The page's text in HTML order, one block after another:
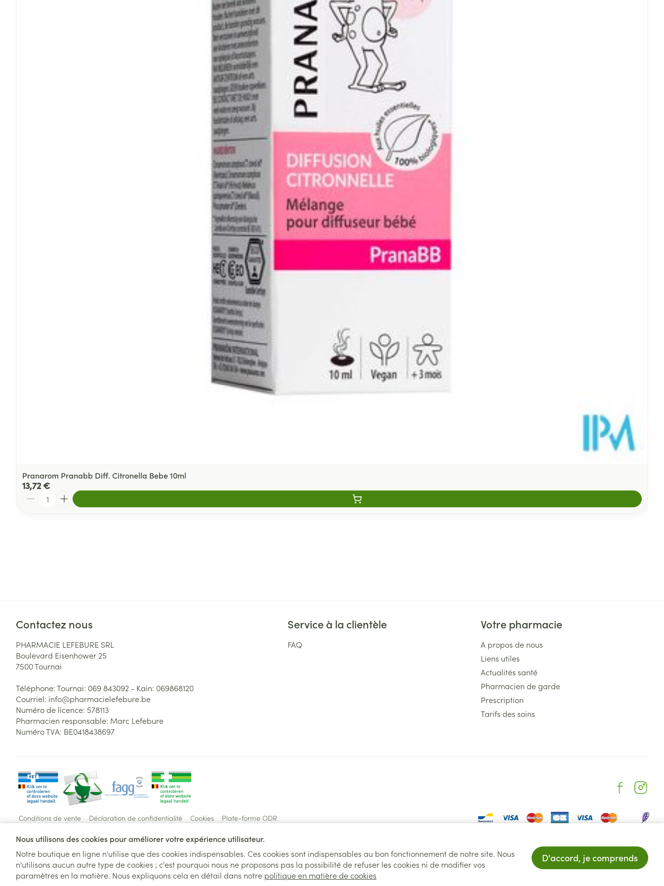
Nous utilisons des cookies pour améliorer votre expérience utilisateur.
Notre boutique en ligne n'utilise que des cookies indispensables. Ces cookies sont indispensables au bon fonctionnement de notre site. Nous
n'utilisons aucun autre type de cookies ; c'est pourquoi nous ne proposons pas la possibilité de refuser les cookies ni de modifier vos
paramètres en la matière. Nous expliquons cela en détail dans notre politique en matière de cookies
D'accord, je comprends
Pranarom Pranabb Diff. Citronella Bebe 10ml
13,72 €
Quantité
Contactez nous
PHARMACIE LEFEBURE SRL
Boulevard Eisenhower 25
7500Tournai
Téléphone:Tournai: 069 843092 - Kain: 069868120
Courriel: info@pharmacielefebure.be
Numéro de licence: 578113
Pharmacien responsable: Marc Lefebure
Numéro TVA: BE0418438697
Service à la clientèle
FAQ
Votre pharmacie
A propos de nous
Liens utiles
Actualités santé
Pharmacien de garde
Prescription
Tarifs des soins
Conditions de vente Déclaration de confidentialité Cookies Plate-forme ODR
Pour un retrait au distributeur,sélectionnez UNIQUEMENT les produitsDISPONIBLE IMMEDIATEMENT "
Pour un retrait au distributeur,
sélectionnezUNIQUEMENTles produits